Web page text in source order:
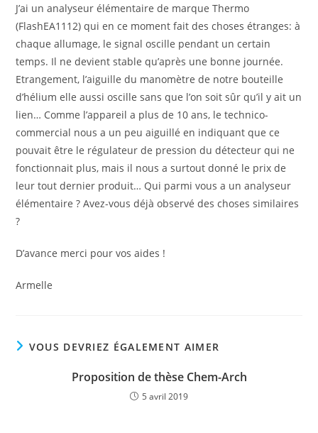
J’ai un analyseur élémentaire de marque Thermo
(FlashEA1112) qui en ce moment fait des choses étranges: à
chaque allumage, le signal oscille pendant un certain
temps. Il ne devient stable qu’après une bonne journée.
Etrangement, l’aiguille du manomètre de notre bouteille
d’hélium elle aussi oscille sans que l’on soit sûr qu’il y ait un
lien… Comme l’appareil a plus de 10 ans, le technico-
commercial nous a un peu aiguillé en indiquant que ce
pouvait être le régulateur de pression du détecteur qui ne
fonctionnait plus, mais il nous a surtout donné le prix de
leur tout dernier produit… Qui parmi vous a un analyseur
élémentaire ? Avez-vous déjà observé des choses similaires
?
D’avance merci pour vos aides !
Armelle
VOUS DEVRIEZ ÉGALEMENT AIMER
Proposition de thèse Chem-Arch
5 avril 2019